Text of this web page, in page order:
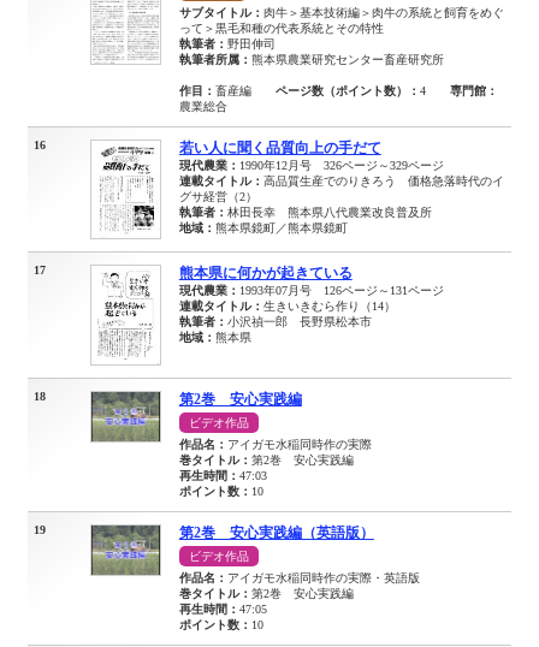
サブタイトル： 肉牛＞基本技術編＞肉牛の系統と飼育をめぐ
って＞黒毛和種の代表系統とその特性
執筆者： 野田伸司
執筆者所属： 熊本県農業研究センター畜産研究所
作目： 畜産編 ページ数（ポイント数）： 4
専門館：
農業総合
16 若い人に聞く品質向上の手だて
現代農業： 1990年12月号 326ページ～329ページ
連載タイトル： 高品質生産でのりきろう 価格急落時代のイ
グサ経営（2）
執筆者： 林田長幸 熊本県八代農業改良普及所
地域： 熊本県鏡町／熊本県鏡町
17 熊本県に何かが起きている
現代農業： 1993年07月号 126ページ～131ページ
連載タイトル： 生きいきむら作り（14）
執筆者： 小沢禎一郎 長野県松本市
地域： 熊本県
18 第2巻 安心実践編
ビデオ作品
作品名： アイガモ水稲同時作の実際
巻タイトル： 第2巻 安心実践編
再生時間： 47:03
ポイント数： 10
19 第2巻 安心実践編（英語版）
ビデオ作品
作品名： アイガモ水稲同時作の実際・英語版
巻タイトル： 第2巻 安心実践編
再生時間： 47:05
ポイント数： 10